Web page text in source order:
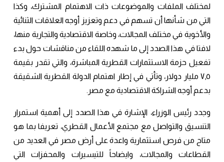
لمختلف الملفات والموضوعات ذات الاهتمام المشترك، وكذا
التي من شأنها أن تسهم في دعم وتعزيز أوجه العلاقات الثنائية
والأخوية في مختلف المجالات، وخاصة الاقتصادية والتجارية منها،
لافتا في هذا الصدد إلى ما شهده اللقاء من مناقشات حول بدء
تفعيل حزمة الاستثمارات القطرية المباشرة، والتي تقدر بقيمة
٧,٥ مليار دولار، وتأتي في إطار اهتمام الدولة القطرية الشقيقة
بدعم أوجه الشراكة الاقتصادية مع مصر.
وجدد رئيس الوزراء، الإشارة في هذا الصدد إلى أهمية استمرار
التنسيق والتواصل مع مجتمع الأعمال القطري، تعريفا بما هو
متاح من فرص استثمارية واعدة على أرض مصر في العديد من
القطاعات والمجالات، وايضاحاً للتيسيرات والمحفزات التي